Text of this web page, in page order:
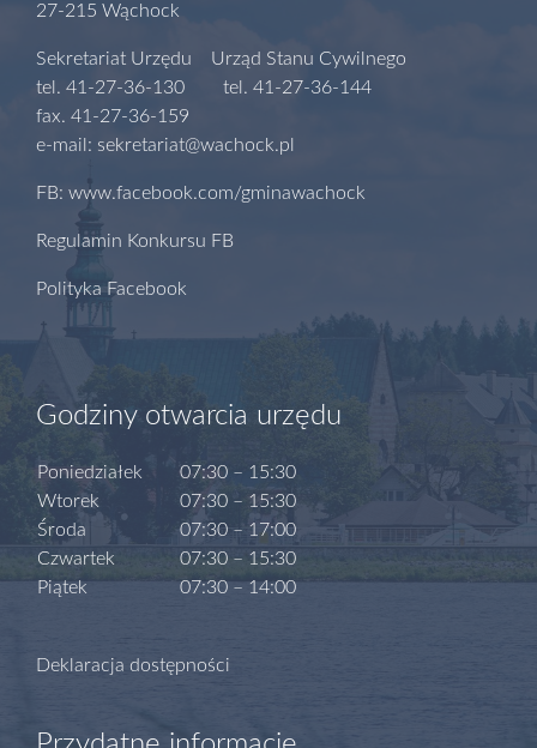
27-215 Wąchock
Sekretariat Urzędu Urząd Stanu Cywilnego
tel. 41-27-36-130 tel. 41-27-36-144
fax. 41-27-36-159
e-mail: sekretariat@wachock.pl
FB: www.facebook.com/gminawachock
Regulamin Konkursu FB
Polityka Facebook
Godziny otwarcia urzędu
Poniedziałek
Wtorek
Środa
Czwartek
Piątek
07:30 – 15:30
07:30 – 15:30
07:30 – 17:00
07:30 – 15:30
07:30 – 14:00
Deklaracja dostępności